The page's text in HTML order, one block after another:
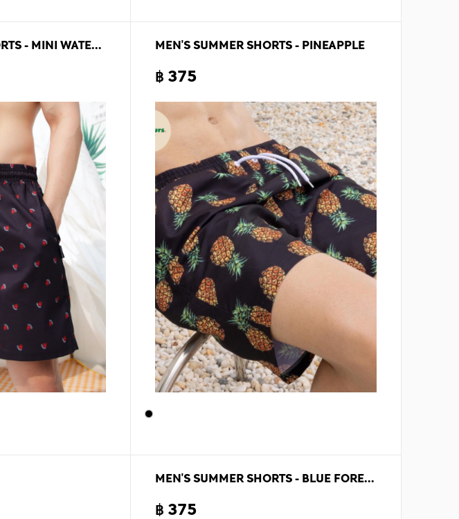
MEN'S SUMMER SHORTS - MINI WATERMELON MEN'S SUMMER SHORTS - PINEAPPLE
฿ 375
MEN'S SUMMER SHORTS - BLUE FOREST
฿ 375